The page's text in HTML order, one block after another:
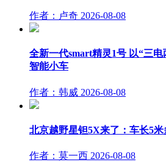
作者：卢奇 2026-08-08
全新一代smart精灵1号 以“三
智能小车
作者：韩威 2026-08-08
北京越野星钽5X来了：车长5
作者：莫一西 2026-08-08